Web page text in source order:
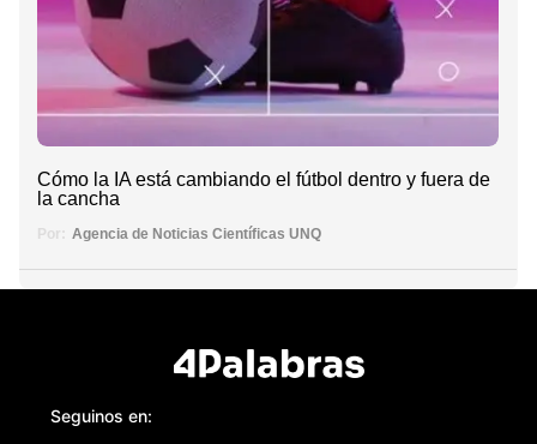
Cómo la IA está cambiando el fútbol dentro y fuera de
la cancha
Por: Agencia de Noticias Científicas UNQ
Seguinos en: